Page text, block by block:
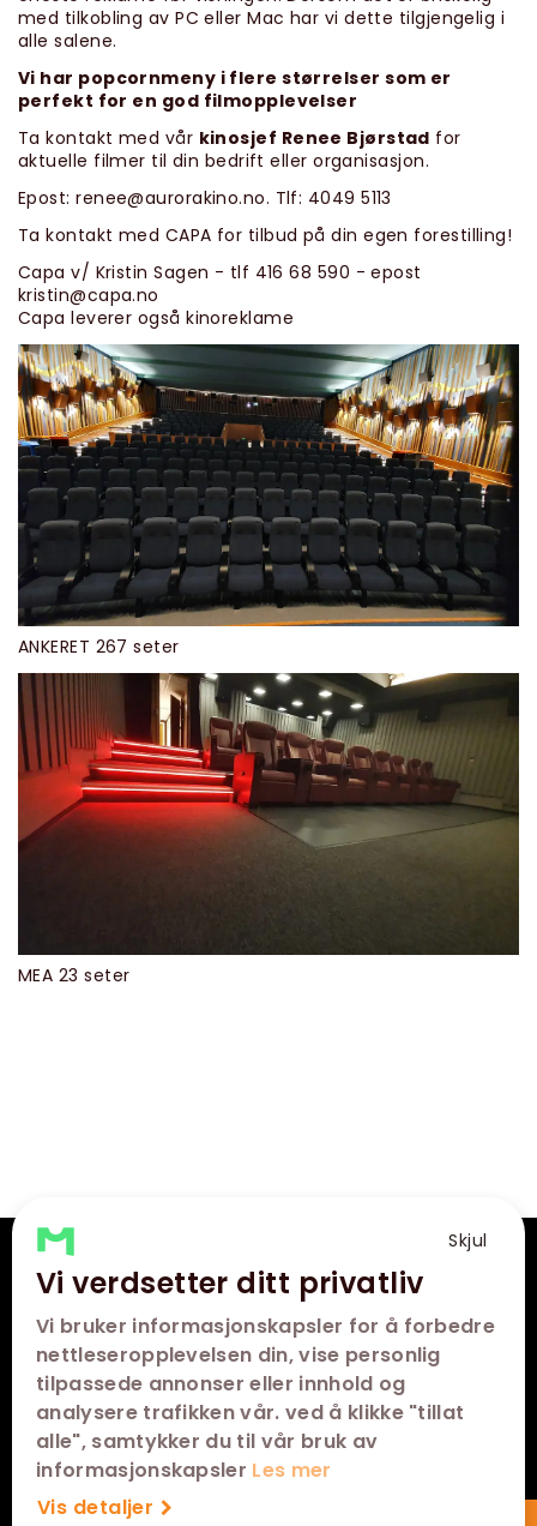
Skjul
Vi verdsetter ditt privatliv
Vi bruker informasjonskapsler for å forbedre
nettleseropplevelsen din, vise personlig
tilpassede annonser eller innhold og
analysere trafikken vår. ved å klikke "tillat
alle", samtykker du til vår bruk av
informasjonskapsler Les mer
Vis detaljer
med tilkobling av PC eller Mac har vi dette tilgjengelig i
alle salene.
Vi har popcornmeny i flere størrelser som er
perfekt for en god filmopplevelser
Ta kontakt med vår kinosjef Renee Bjørstad for
aktuelle filmer til din bedrift eller organisasjon.
Epost: renee@aurorakino.no. Tlf: 4049 5113
Ta kontakt med CAPA for tilbud på din egen forestilling!
Capa v/ Kristin Sagen - tlf 416 68 590 - epost
kristin@capa.no
Capa leverer også kinoreklame
ANKERET 267 seter
MEA 23 seter
VÅRE KINOER
SNARVEIER
KONTAKT
FØLG OSS